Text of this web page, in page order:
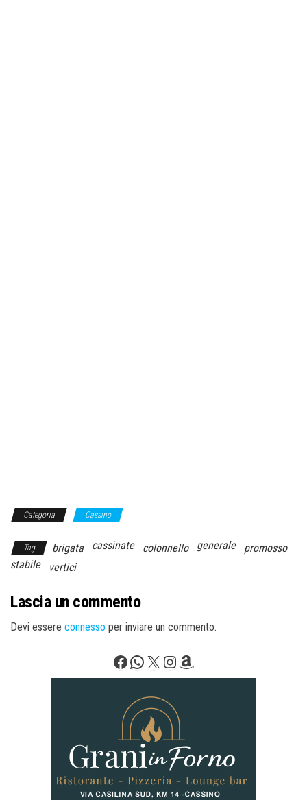
Categoria Cassino
Tag brigata cassinate colonnello generale
promosso
stabile
vertici
Lascia un commento
Devi essere connesso per inviare un commento.
Facebook
WhatsApp
X Instagram
Amazon